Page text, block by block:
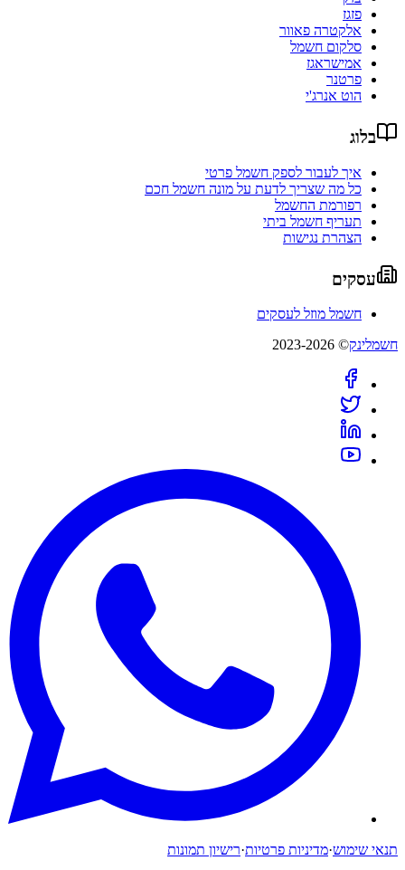
פזגז
אלקטרה פאוור
סלקום חשמל
אמישראגז
פרטנר
הוט אנרג'י
בלוג
איך לעבור לספק חשמל פרטי
כל מה שצריך לדעת על מונה חשמל חכם
רפורמת החשמל
תעריף חשמל ביתי
הצהרת נגישות
עסקים
חשמל מוזל לעסקים
חשמלינק© 2023-2026
תנאי שימוש·מדיניות פרטיות·רישיון תמונות